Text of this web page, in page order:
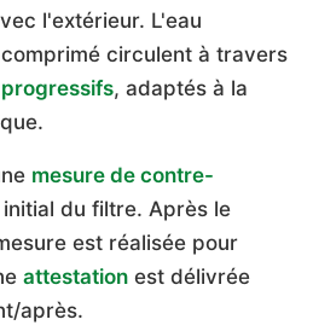
l'extérieur. L'eau
circulent à travers
, adaptés à la
mesure de contre-
du filtre. Après le
est réalisée pour
attestation est délivrée
après.